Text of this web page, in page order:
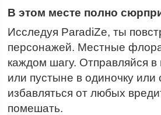
В этом месте полно
Исследуя ParadiZe, ты
персонажей. Местные
каждом шагу. Отправляйся
или пустыне в одиночку или
избавляться от любых
помешать.